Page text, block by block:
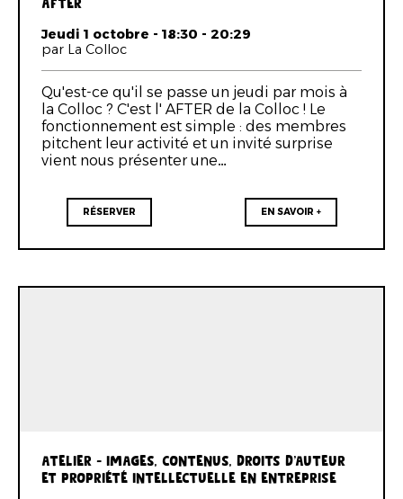
AFTER
Jeudi 1 octobre - 18:30 - 20:29
par La Colloc
Qu'est-ce qu'il se passe un jeudi par mois à
la Colloc ? C'est l' AFTER de la Colloc ! Le
fonctionnement est simple : des membres
pitchent leur activité et un invité surprise
vient nous présenter une…
RÉSERVER EN SAVOIR +
ATELIER - IMAGES, CONTENUS, DROITS D’AUTEUR
ET PROPRIÉTÉ INTELLECTUELLE EN ENTREPRISE